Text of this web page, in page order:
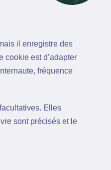
il enregistre des
cookie est d’adapter
fréquence
Elles
sont précisés et le